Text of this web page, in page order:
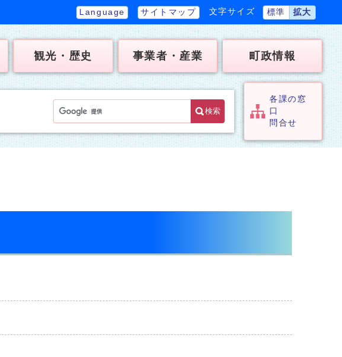
Language サイトマップ 文字サイズ 標準 拡大
観光・歴史 事業者・産業 町政情報
検索
各課の窓
口
問合せ